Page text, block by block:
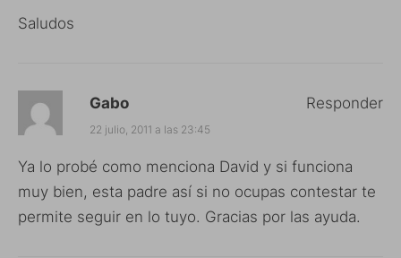
Saludos
Gabo
22 julio, 2011 a las 23:45
Ya lo probé como menciona David y si funciona
muy bien, esta padre así si no ocupas contestar te
permite seguir en lo tuyo. Gracias por las ayuda.
Responder